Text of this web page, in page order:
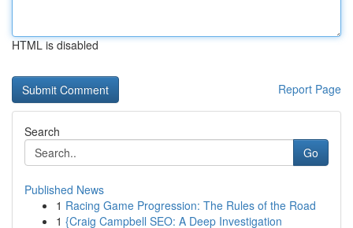
HTML is disabled
Report Page
Search
Go
Published News
1 Racing Game Progression: The Rules of the Road
1 {Craig Campbell SEO: A Deep Investigation